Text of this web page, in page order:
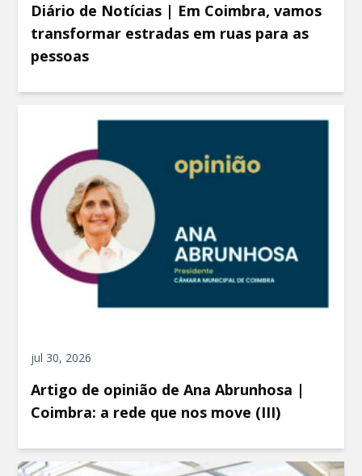
Diário de Notícias | Em Coimbra, vamos
transformar estradas em ruas para as
pessoas
jul 30, 2026
Artigo de opinião de Ana Abrunhosa |
Coimbra: a rede que nos move (III)